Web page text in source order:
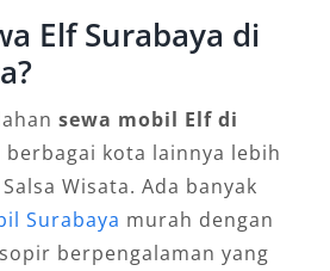
serta layanan antar
terdekat, termasuk area
Beragam
Elf Surabaya di
sewa mobil Elf di
berbagai kota lainnya lebih
Wisata. Ada banyak
Surabaya murah dengan
berpengalaman yang